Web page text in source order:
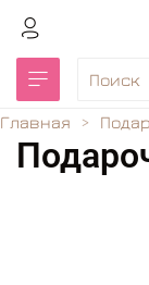
Главная